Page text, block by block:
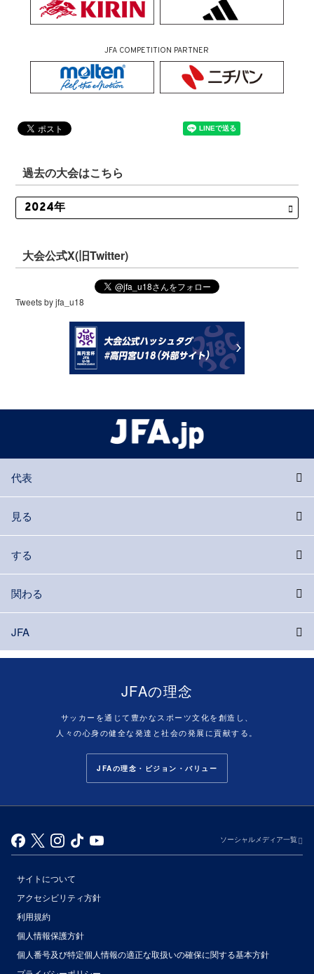
JFA COMPETITION PARTNER
過去の大会はこちら
大会公式X(旧Twitter)
Tweets by jfa_u18
代表
見る
する
関わる
JFA
JFAの理念
サッカーを通じて豊かなスポーツ文化を創造し、
人々の心身の健全な発達と社会の発展に貢献する。
JFAの理念・ビジョン・バリュー
ソーシャルメディア一覧
サイトについて
アクセシビリティ方針
利用規約
個人情報保護方針
個人番号及び特定個人情報の適正な取扱いの確保に関する基本方針